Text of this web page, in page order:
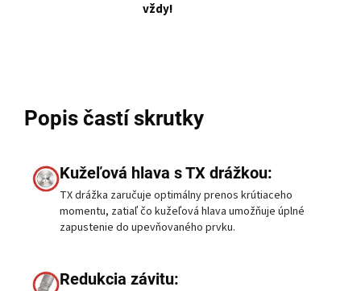
vždy!
Popis častí skrutky
Kužeľová hlava s TX drážkou:
TX drážka zaručuje optimálny prenos krútiaceho
momentu, zatiaľ čo kužeľová hlava umožňuje úplné
zapustenie do upevňovaného prvku.
Redukcia závitu: